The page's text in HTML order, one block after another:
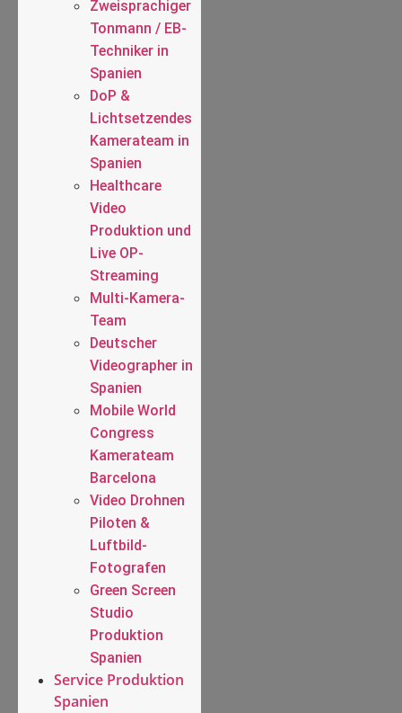
Zweisprachiger
Tonmann / EB-
Techniker in
Spanien
DoP &
Lichtsetzendes
Kamerateam in
Spanien
Healthcare
Video
Produktion und
Live OP-
Streaming
Multi-Kamera-
Team
Deutscher
Videographer in
Spanien
Mobile World
Congress
Kamerateam
Barcelona
Video Drohnen
Piloten &
Luftbild-
Fotografen
Green Screen
Studio
Produktion
Spanien
Service Produktion
Spanien